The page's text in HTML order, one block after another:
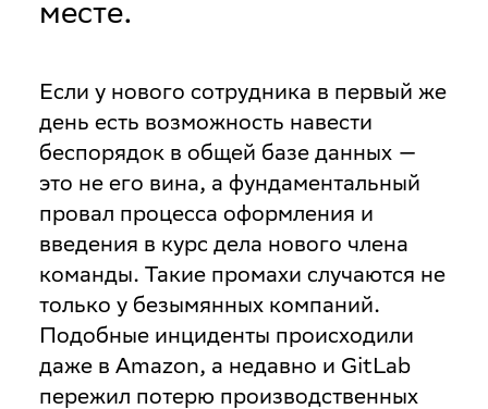
разработчика
в
штат
месте.
Если у нового сотрудника в первый же
день есть возможность навести
беспорядок в общей базе данных —
это не его вина, а фундаментальный
провал процесса оформления и
введения в курс дела нового члена
команды. Такие промахи случаются не
только у безымянных компаний.
Подобные инциденты происходили
даже в Amazon, а недавно и GitLab
пережил потерю производственных